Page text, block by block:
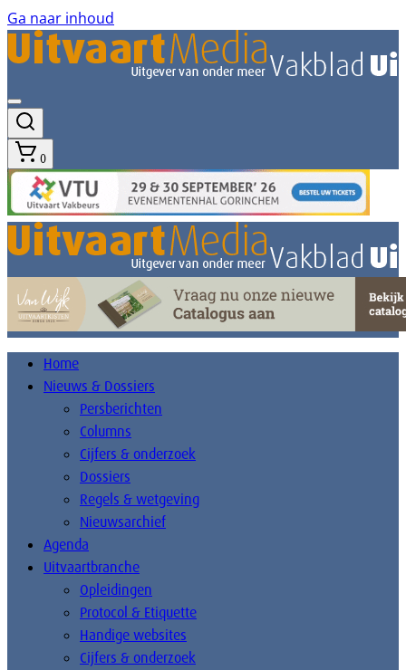
Ga naar inhoud
0
Home
Nieuws & Dossiers
Persberichten
Columns
Cijfers & onderzoek
Dossiers
Regels & wetgeving
Nieuwsarchief
Agenda
Uitvaartbranche
Opleidingen
Protocol & Etiquette
Handige websites
Cijfers & onderzoek